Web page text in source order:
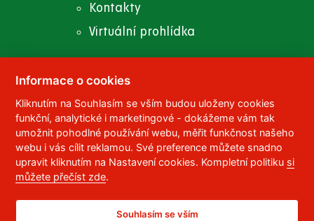
Kontakty
Virtuální prohlídka
© 2023 Univerzita Pardubice,Studentská 95
532 10 Pardubice 2
Telefon: 466 036 111, 466 036 112, 466 036 113
Správce webu ,RSS
ID datové schránky:
Prohlášení o přístupnosti
Informace o cookies
Kliknutím na Souhlasím se vším budou uloženy cookies
funkční, analytické i marketingové - dokážeme vám tak
umožnit pohodlné používání webu, měřit funkčnost našeho
webu i vás cílit reklamou. Své preference můžete snadno
upravit kliknutím na Nastavení cookies. Kompletní politiku si
můžete přečíst zde.
Souhlasím se vším